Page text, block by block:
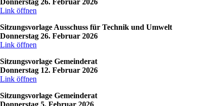
Link öffnen
Sitzungsvorlage Ausschuss für Technik und Umwelt
Donnerstag 26. Februar 2026
Link öffnen
Sitzungsvorlage Gemeinderat
Donnerstag 12. Februar 2026
Link öffnen
Sitzungsvorlage Gemeinderat
Donnerstag 5. Februar 2026